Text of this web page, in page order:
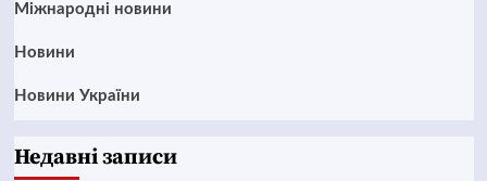
Міжнародні новини
Новини
Новини України
Недавні записи